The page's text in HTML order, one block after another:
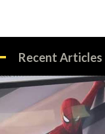
Recent Articles